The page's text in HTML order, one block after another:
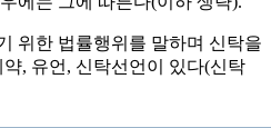
위한 법률행위를 말하며 신탁을
, 유언, 신탁선언이 있다(신탁